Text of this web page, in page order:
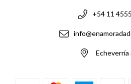
+54 11
Echeverría